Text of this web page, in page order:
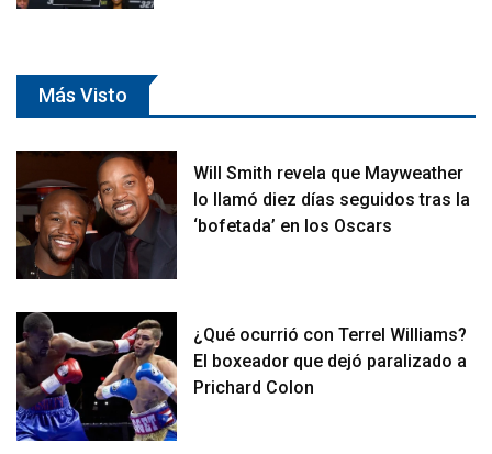
Más Visto
Will Smith revela que Mayweather
lo llamó diez días seguidos tras la
‘bofetada’ en los Oscars
¿Qué ocurrió con Terrel Williams?
El boxeador que dejó paralizado a
Prichard Colon